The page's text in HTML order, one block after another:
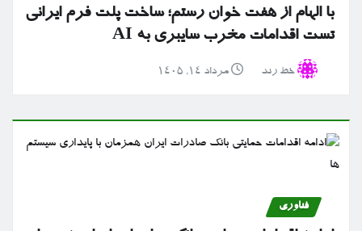
با الهام از هفت خوان رستم؛ ساخت پلت فرم ایرانی
تست اقدامات مخرب سایبری به AI
خط رند مرداد ۱۴, ۱۴۰۵
فناوری